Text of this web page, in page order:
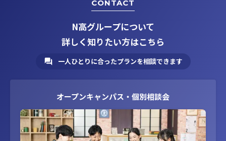
CONTACT
N高グループについて
詳しく知りたい方はこちら
一人ひとりに合ったプランを相談できます
オープンキャンパス・個別相談会